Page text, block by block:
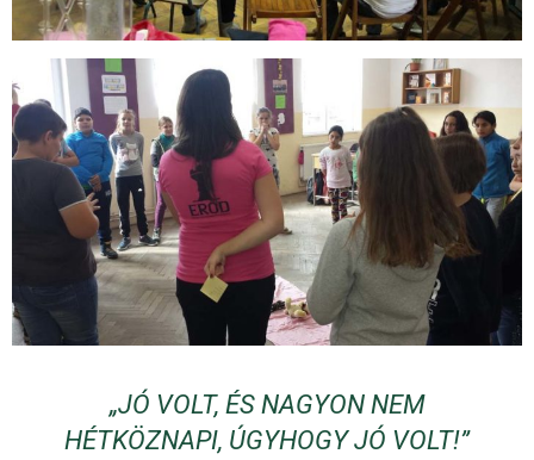
„JÓ VOLT, ÉS NAGYON NEM
HÉTKÖZNAPI, ÚGYHOGY JÓ VOLT!”